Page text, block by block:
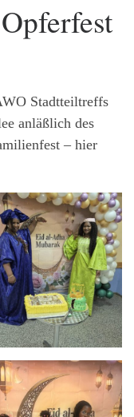
Stadtteiltreffs
anläßlich des
– hier